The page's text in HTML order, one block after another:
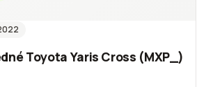
Toyota Yaris Cross (MXP_)